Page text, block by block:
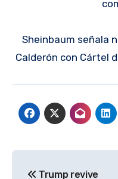
Sheinbaum señala
Calderón con Cártel
Trump revive